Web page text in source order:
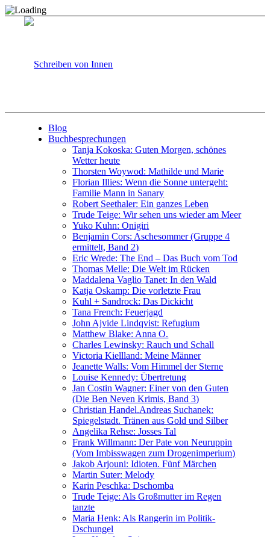
Blog
Buchbesprechungen
Tanja Kokoska: Guten Morgen, schönes
Wetter heute
Thorsten Woywod: Mathilde und Marie
Florian Illies: Wenn die Sonne untergeht:
Familie Mann in Sanary
Robert Seethaler: Ein ganzes Leben
Trude Teige: Wir sehen uns wieder am Meer
Yuko Kuhn: Onigiri
Benjamin Cors: Aschesommer (Gruppe 4
ermittelt, Band 2)
Eric Wrede: The End – Das Buch vom Tod
Thomas Melle: Die Welt im Rücken
Maddalena Vaglio Tanet: In den Wald
Katja Oskamp: Die vorletzte Frau
Kuhl + Sandrock: Das Dickicht
Tana French: Feuerjagd
John Ajvide Lindqvist: Refugium
Matthew Blake: Anna O.
Charles Lewinsky: Rauch und Schall
Victoria Kiellland: Meine Männer
Jeanette Walls: Vom Himmel der Sterne
Louise Kennedy: Übertretung
Jan Costin Wagner: Einer von den Guten
(Die Ben Neven Krimis, Band 3)
Christian Handel.Andreas Suchanek:
Spiegelstadt. Tränen aus Gold und Silber
Angelika Rehse: Josses Tal
Frank Willmann: Der Pate von Neuruppin
(Vom Imbisswagen zum Drogenimperium)
Jakob Arjouni: Idioten. Fünf Märchen
Martin Suter: Melody
Karin Peschka: Dschomba
Trude Teige: Als Großmutter im Regen
tanzte
Maria Henk: Als Rangerin im Politik-
Dschungel